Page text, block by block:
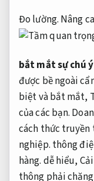
Đo lường. Nâng
bắt mắt sự chú
được bề ngoài
biệt và bắt mắt,
của các bạn.
cách thức
nghiệp. thông
hàng. dễ hiểu,
thông phải